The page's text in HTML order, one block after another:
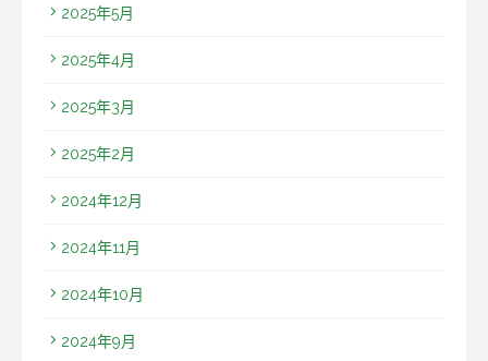
2025年5月
2025年4月
2025年3月
2025年2月
2024年12月
2024年11月
2024年10月
2024年9月